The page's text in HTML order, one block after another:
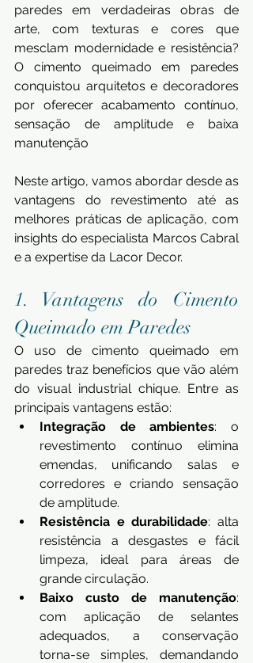
paredes em verdadeiras obras de
arte, com texturas e cores que
mesclam modernidade e resistência?
O cimento queimado em paredes
conquistou arquitetos e decoradores
por oferecer acabamento contínuo,
sensação de amplitude e baixa
manutenção
Neste artigo, vamos abordar desde as
vantagens do revestimento até as
melhores práticas de aplicação, com
insights do especialista Marcos Cabral
e a expertise da Lacor Decor.
1. Vantagens do Cimento
Queimado em Paredes
O uso de cimento queimado em
paredes traz benefícios que vão além
do visual industrial chique. Entre as
principais vantagens estão:
Integração de ambientes: o
revestimento contínuo elimina
emendas, unificando salas e
corredores e criando sensação
de amplitude.
Resistência e durabilidade: alta
resistência a desgastes e fácil
limpeza, ideal para áreas de
grande circulação.
Baixo custo de manutenção:
com aplicação de selantes
adequados, a conservação
torna-se simples, demandando